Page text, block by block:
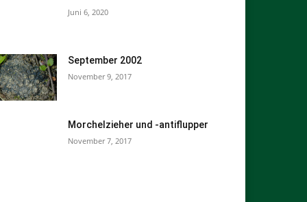
Juni 6, 2020
September 2002
November 9, 2017
Morchelzieher und -antiflupper
November 7, 2017